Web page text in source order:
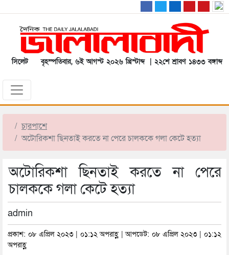
সিলেট বৃহস্পতিবার, ৬ই আগস্ট ২০২৬ খ্রিস্টাব্দ | ২২শে শ্রাবণ ১৪৩৩ বঙ্গাব্দ
চারপাশে
অটোরিকশা ছিনতাই করতে না পেরে চালককে গলা কেটে হত্যা
অটোরিকশা ছিনতাই করতে না পেরে
চালককে গলা কেটে হত্যা
admin
প্রকাশ: ০৮ এপ্রিল ২০২৩ | ০১:১২ অপরাহ্ণ | আপডেট: ০৮ এপ্রিল ২০২৩ | ০১:১২
অপরাহ্ণ